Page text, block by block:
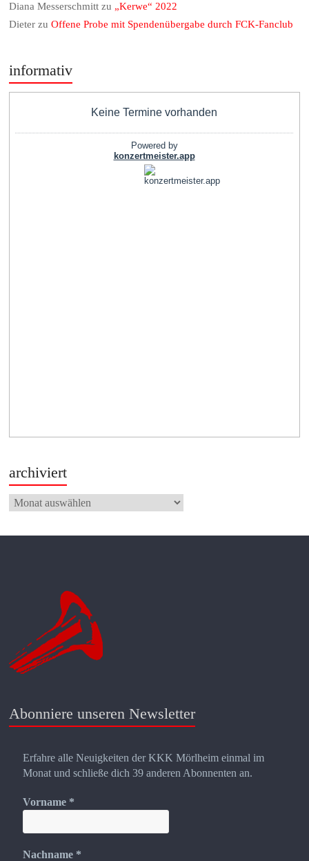
Diana Messerschmitt zu „Kerwe“ 2022
Dieter zuOffene Probe mit Spendenübergabe durch FCK-Fanclub
informativ
archiviert
archiviert
Abonniere unseren Newsletter
Erfahre alle Neuigkeiten der KKK Mörlheim einmal im
Monat und schließe dich 39 anderen Abonnenten an.
Vorname *
Nachname *